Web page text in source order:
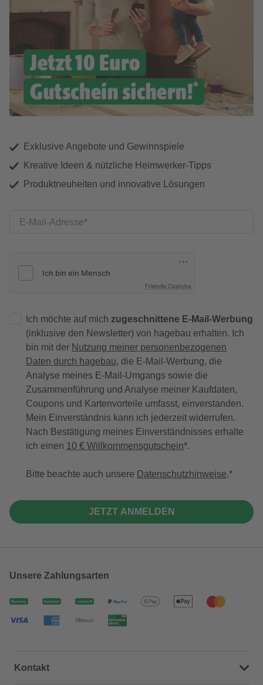
Exklusive Angebote und Gewinnspiele
Kreative Ideen & nützliche Heimwerker-Tipps
Produktneuheiten und innovative Lösungen
E-Mail-Adresse
Friendly Captcha
Ich möchte auf mich zugeschnittene E-Mail-Werbung
(inklusive den Newsletter) von hagebau erhalten. Ich
bin mit der Nutzung meiner personenbezogenen
Daten durch hagebau, die E-Mail-Werbung, die
Analyse meines E-Mail-Umgangs sowie die
Zusammenführung und Analyse meiner Kaufdaten,
Coupons und Kartenvorteile umfasst, einverstanden.
Mein Einverständnis kann ich jederzeit widerrufen.
Nach Bestätigung meines Einverständnisses erhalte
ich einen 10 € Willkommensgutschein*.
Bitte beachte auch unsere Datenschutzhinweise.
JETZT ANMELDEN
Unsere Zahlungsarten
Kontakt